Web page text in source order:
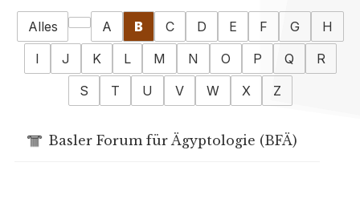
Alles A B C D E F G
H
I
J K L M N O P Q
R
S
T U V W X Z
Basler Forum für Ägyptologie (BFÄ)